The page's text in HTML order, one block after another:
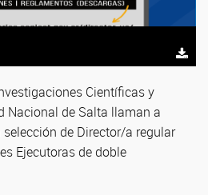
Científicas y
Nacional de Salta llaman a
de Director/a regular
Ejecutoras de doble